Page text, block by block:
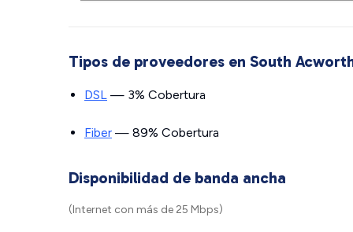
Tipos de proveedores en South
DSL — 3% Cobertura
Fiber — 89% Cobertura
Disponibilidad de banda ancha
(Internet con más de 25 Mbps)